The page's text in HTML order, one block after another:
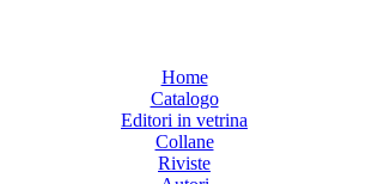
Home
Catalogo
Editori in vetrina
Collane
Riviste